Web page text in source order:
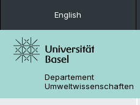
English
Departement
Umweltwissenschaften